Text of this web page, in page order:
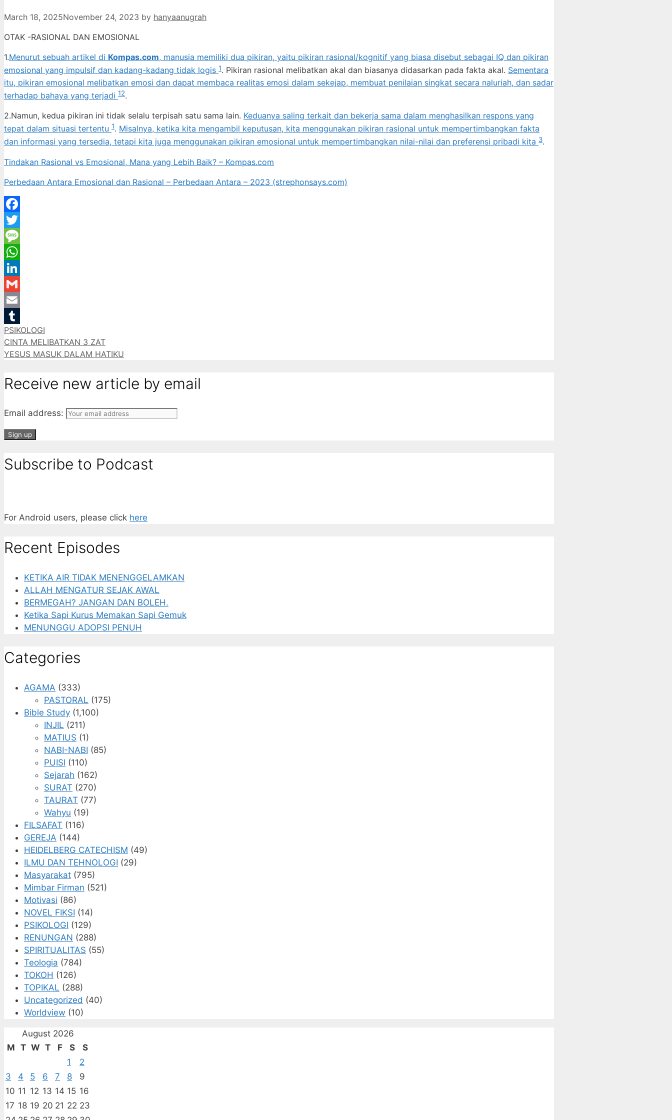
March 18, 2025November 24, 2023 by hanyaanugrah
OTAK -RASIONAL DAN EMOSIONAL
1.Menurut sebuah artikel di Kompas.com, manusia memiliki dua pikiran, yaitu pikiran rasional/kognitif yang biasa disebut sebagai IQ dan pikiran
emosional yang impulsif dan kadang-kadang tidak logis 1. Pikiran rasional melibatkan akal dan biasanya didasarkan pada fakta akal. Sementara
itu, pikiran emosional melibatkan emosi dan dapat membaca realitas emosi dalam sekejap, membuat penilaian singkat secara naluriah, dan sadar
terhadap bahaya yang terjadi 12.
2.Namun, kedua pikiran ini tidak selalu terpisah satu sama lain. Keduanya saling terkait dan bekerja sama dalam menghasilkan respons yang
tepat dalam situasi tertentu 1. Misalnya, ketika kita mengambil keputusan, kita menggunakan pikiran rasional untuk mempertimbangkan fakta
dan informasi yang tersedia, tetapi kita juga menggunakan pikiran emosional untuk mempertimbangkan nilai-nilai dan preferensi pribadi kita 3.
Tindakan Rasional vs Emosional, Mana yang Lebih Baik? – Kompas.com
Perbedaan Antara Emosional dan Rasional – Perbedaan Antara – 2023 (strephonsays.com)
Facebook
Twitter
Message
WhatsApp
LinkedIn
Gmail
Email
Tumblr
Categories
PSIKOLOGI
CINTA MELIBATKAN 3 ZAT
YESUS MASUK DALAM HATIKU
Receive new article by email
Email address:
Subscribe to Podcast
For Android users, please click here
Recent Episodes
KETIKA AIR TIDAK MENENGGELAMKAN
ALLAH MENGATUR SEJAK AWAL
BERMEGAH? JANGAN DAN BOLEH.
Ketika Sapi Kurus Memakan Sapi Gemuk
MENUNGGU ADOPSI PENUH
Categories
AGAMA (333)
PASTORAL (175)
Bible Study (1,100)
INJIL (211)
MATIUS (1)
NABI-NABI (85)
PUISI (110)
Sejarah (162)
SURAT (270)
TAURAT (77)
Wahyu (19)
FILSAFAT (116)
GEREJA (144)
HEIDELBERG CATECHISM (49)
ILMU DAN TEHNOLOGI (29)
Masyarakat (795)
Mimbar Firman (521)
Motivasi (86)
NOVEL FIKSI (14)
PSIKOLOGI (129)
RENUNGAN (288)
SPIRITUALITAS (55)
Teologia (784)
TOKOH (126)
TOPIKAL (288)
Uncategorized (40)
Worldview (10)
August 2026
M T W T F S
S
1
2
3
4 5 6 7 8
9
10 11 12 13 14 15 16
17 18 19 20 21 22 23